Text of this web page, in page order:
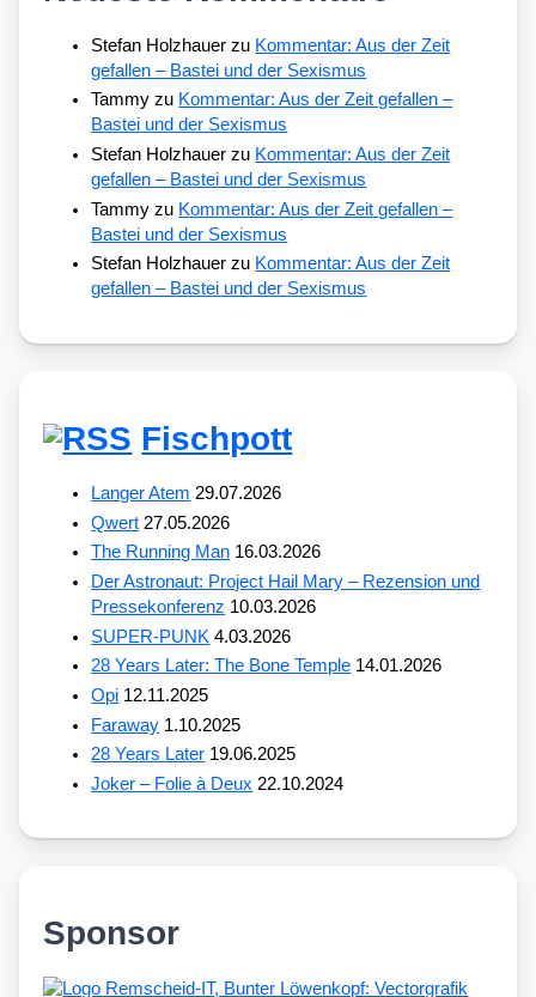
Stefan Holzhauer zu Kommentar: Aus der Zeit
gefallen – Bastei und der Sexismus
Tammy zu Kommentar: Aus der Zeit gefallen –
Bastei und der Sexismus
Stefan Holzhauer zu Kommentar: Aus der Zeit
gefallen – Bastei und der Sexismus
Tammy zu Kommentar: Aus der Zeit gefallen –
Bastei und der Sexismus
Stefan Holzhauer zu Kommentar: Aus der Zeit
gefallen – Bastei und der Sexismus
Fischpott
Langer Atem 29.07.2026
Qwert 27.05.2026
The Running Man 16.03.2026
Der Astronaut: Project Hail Mary – Rezension und
Pressekonferenz 10.03.2026
SUPER-PUNK 4.03.2026
28 Years Later: The Bone Temple 14.01.2026
Opi 12.11.2025
Faraway 1.10.2025
28 Years Later 19.06.2025
Joker – Folie à Deux 22.10.2024
Sponsor